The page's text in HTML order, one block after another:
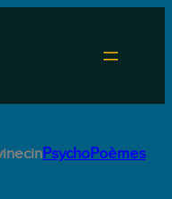
inPsychoPoèmes